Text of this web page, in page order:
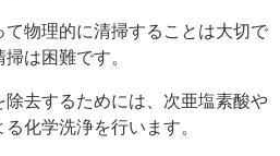
物理的に清掃することは大切で
は困難です。
去するためには、次亜塩素酸や
化学洗浄を行います。